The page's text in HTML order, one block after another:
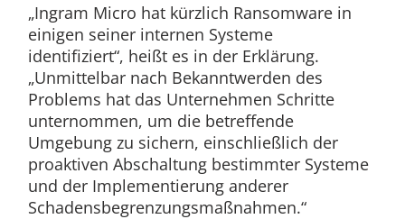
„Ingram Micro hat kürzlich Ransomware in
einigen seiner internen Systeme
identifiziert“, heißt es in der Erklärung.
„Unmittelbar nach Bekanntwerden des
Problems hat das Unternehmen Schritte
unternommen, um die betreffende
Umgebung zu sichern, einschließlich der
proaktiven Abschaltung bestimmter Systeme
und der Implementierung anderer
Schadensbegrenzungsmaßnahmen.“